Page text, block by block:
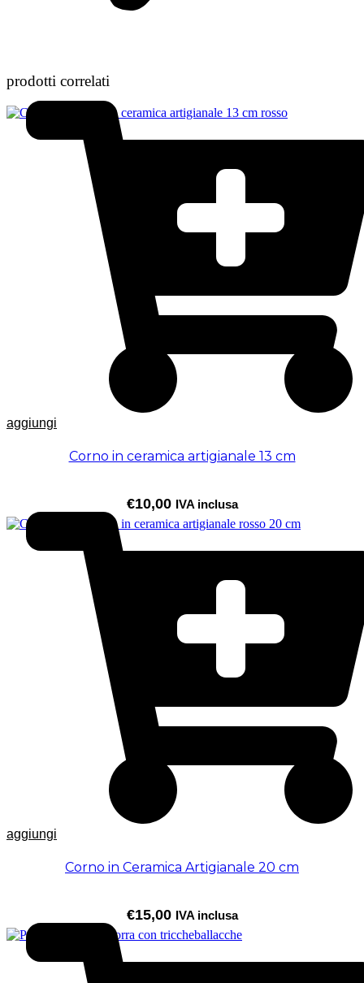
prodotti correlati
aggiungi
Corno in ceramica artigianale 13 cm
€10,00 IVA inclusa
aggiungi
Corno in Ceramica Artigianale 20 cm
€15,00 IVA inclusa